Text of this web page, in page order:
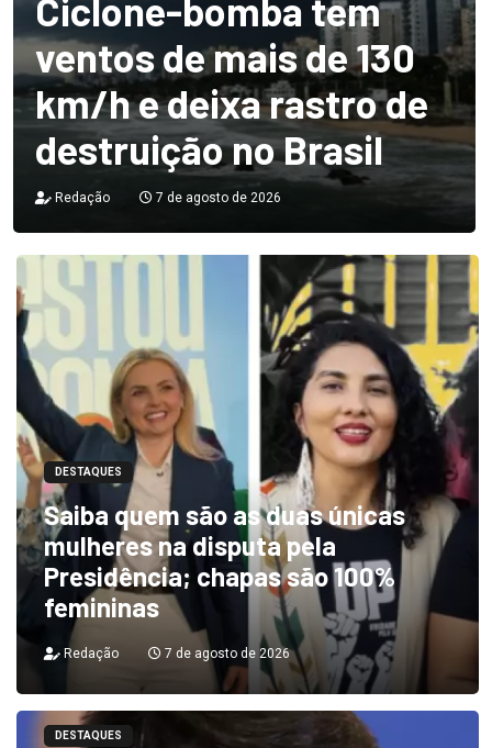
Ciclone-bomba tem
ventos de mais de 130
km/h e deixa rastro de
destruição no Brasil
Redação 7 de agosto de 2026
DESTAQUES
Saiba quem são as duas únicas
mulheres na disputa pela
Presidência; chapas são 100%
femininas
Redação 7 de agosto de 2026
DESTAQUES